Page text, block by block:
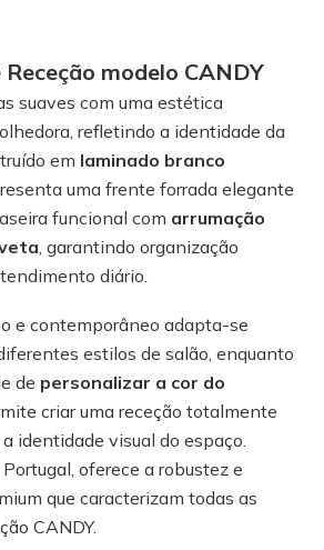
Receção modelo CANDY
suaves com uma estética
refletindo a identidade da
em laminado branco
uma frente forrada elegante
funcional com arrumação
, garantindo organização
diário.
e contemporâneo adapta-se
estilos de salão, enquanto
de personalizar a cor do
criar uma receção totalmente
identidade visual do espaço.
oferece a robustez e
que caracterizam todas as
CANDY.